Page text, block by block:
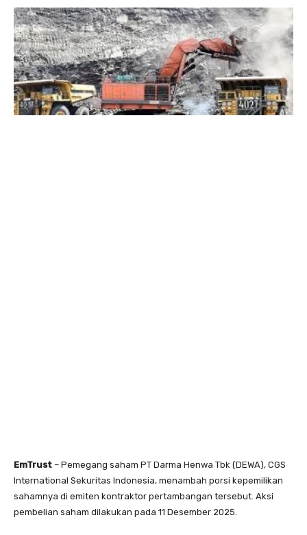
EmTrust – Pemegang saham PT Darma Henwa Tbk (DEWA), CGS
International Sekuritas Indonesia, menambah porsi kepemilikan
sahamnya di emiten kontraktor pertambangan tersebut. Aksi
pembelian saham dilakukan pada 11 Desember 2025.